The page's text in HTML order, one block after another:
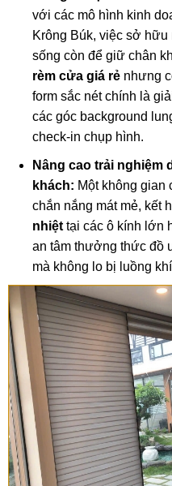
với các mô hình kinh
Krông Búk, việc sở hữu
sống còn để giữ chân
rèm cửa giá rẻ nhưng
form sắc nét chính là
các góc background
check-in chụp hình.
Nâng cao trải
khách: Một không
chắn nắng mát mẻ, kết
nhiệt tại các ô kính lớn
an tâm thưởng thức đồ
mà không lo bị luồng